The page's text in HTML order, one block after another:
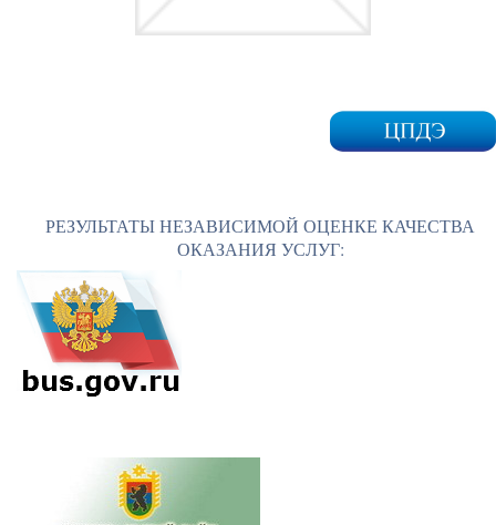
РЕЗУЛЬТАТЫ НЕЗАВИСИМОЙ ОЦЕНКЕ КАЧЕСТВА
ОКАЗАНИЯ УСЛУГ: